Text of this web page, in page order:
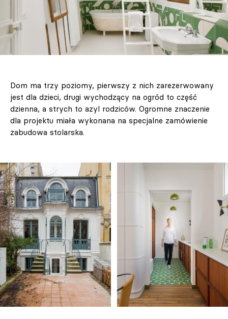
Dom ma trzy poziomy, pierwszy z nich zarezerwowany
jest dla dzieci, drugi wychodzący na ogród to część
dzienna, a strych to azyl rodziców. Ogromne znaczenie
dla projektu miała wykonana na specjalne zamówienie
zabudowa stolarska.